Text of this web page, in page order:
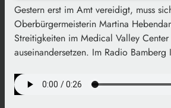
Gestern erst im Amt vereidigt, muss
Oberbürgermeisterin Martina
Streitigkeiten im Medical Valley
auseinandersetzen. Im Radio Bamberg